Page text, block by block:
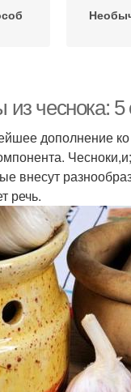
чеснока:
дополнение
внесут
речь.